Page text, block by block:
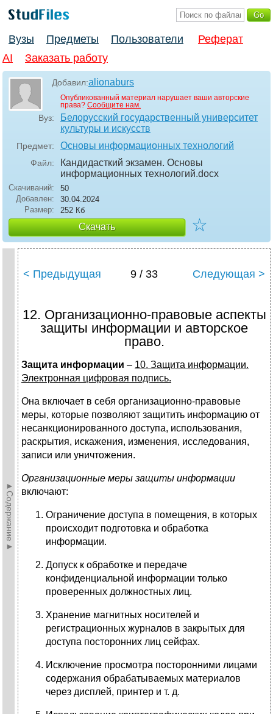
Вузы Предметы Пользователи
Реферат
AI
Заказать работу
Добавил:alionaburs
Опубликованный материал нарушает ваши авторские
права? Сообщите нам.
Вуз:
Белорусский государственный университет
культуры и искусств
Предмет: Основы информационных технологий
Файл:
Кандидасткий экзамен. Основы
информационных технологий.docx
Скачиваний:
50
Добавлен:
30.04.2024
Размер:
252 Кб
Скачать ☆
►Содержание►
< Предыдущая 9 / 33 Следующая >
12. Организационно-правовые аспекты
защиты информации и авторское
право.
Защита информации – 10. Защита информации.
Электронная цифровая подпись.
Она включает в себя организационно-правовые
меры, которые позволяют защитить информацию от
несанкционированного доступа, использования,
раскрытия, искажения, изменения, исследования,
записи или уничтожения.
Организационные меры защиты информации
включают:
Ограничение доступа в помещения, в которых
происходит подготовка и обработка
информации.
Допуск к обработке и передаче
конфиденциальной информации только
проверенных должностных лиц.
Хранение магнитных носителей и
регистрационных журналов в закрытых для
доступа посторонних лиц сейфах.
Исключение просмотра посторонними лицами
содержания обрабатываемых материалов
через дисплей, принтер и т. д.